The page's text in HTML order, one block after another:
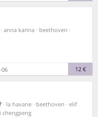
anna karina · beethoven ·
06 12 €
· la havane · beethoven · elif
chengpeng